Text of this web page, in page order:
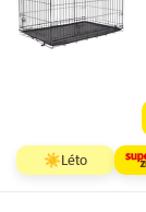
☀️Léto